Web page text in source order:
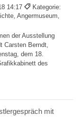
14:17
Kategorie:
Angermuseum,
der Ausstellung
Carsten Berndt,
dem 18.
des
mit